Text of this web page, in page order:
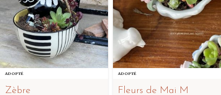
ADOPTÉ
Zèbre
ADOPTÉ
Fleurs de Mai M